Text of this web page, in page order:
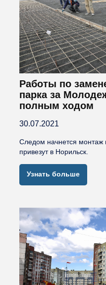
Работы по
парка за
полным ходом
30.07.2021
Следом начнется монтаж
привезут в Норильск.
Узнать больше